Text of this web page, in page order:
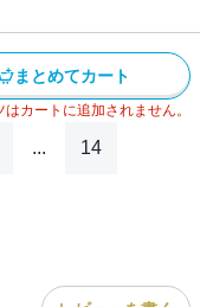
まとめてカート
カートに追加されません。
... 14